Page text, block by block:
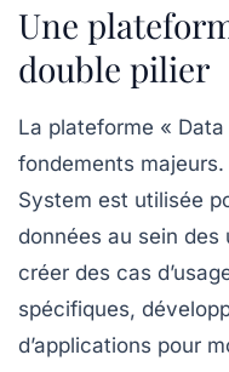
Une
double pilier
La plateforme «
fondements majeurs.
System est utilisée
données au sein des
créer des cas
spécifiques,
d’applications pour